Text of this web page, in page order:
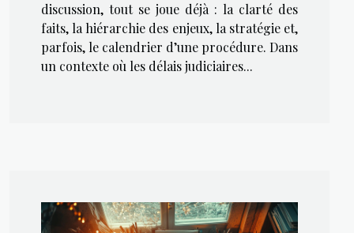
discussion, tout se joue déjà : la clarté des
faits, la hiérarchie des enjeux, la stratégie et,
parfois, le calendrier d’une procédure. Dans
un contexte où les délais judiciaires...